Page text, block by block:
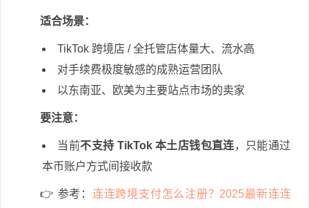
适合场景：
TikTok 跨境店 / 全托管店体量大、流水高
对手续费极度敏感的成熟运营团队
以东南亚、欧美为主要站点市场的卖家
要注意：
当前不支持 TikTok 本土店钱包直连，只能通过
本币账户方式间接收款
👉 参考： 连连跨境支付怎么注册？2025最新连连